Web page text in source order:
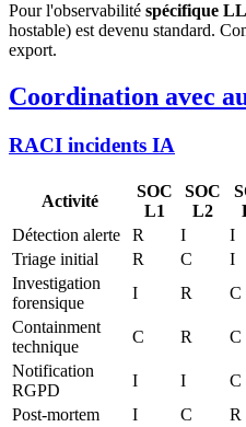
Pour l'observabilité spécifique
hostable) est devenu standard.
export.
Coordination avec
RACI incidents IA
Activité
SOC
L1
SOC
L2
Détection alerte
R I I
Triage initial
R C I
Investigation
forensique
I R C
Containment
technique
C R C
Notification
RGPD
I I C
Post-mortem
I C R